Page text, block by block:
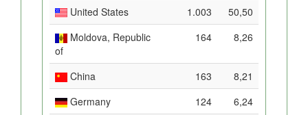
United States
1.003
50,50
Moldova, Republic
of
164 8,26
China 163
8,21
Germany
124
6,24